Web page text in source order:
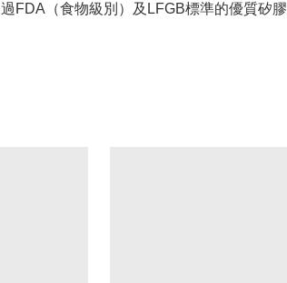
FDA（食物級別）及LFGB標準的優質矽膠